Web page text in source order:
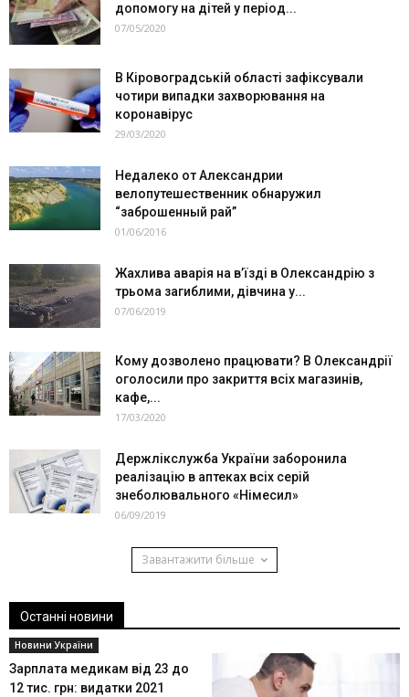
допомогу на дітей у період...
07/05/2020
В Кіровоградській області зафіксували
чотири випадки захворювання на
коронавірус
29/03/2020
Недалеко от Александрии
велопутешественник обнаружил
“заброшенный рай”
01/06/2016
Жахлива аварія на в’їзді в Олександрію з
трьома загиблими, дівчина у...
07/06/2019
Кому дозволено працювати? В Олександрії
оголосили про закриття всіх магазинів,
кафе,...
17/03/2020
Держлікслужба України заборонила
реалізацію в аптеках всіх серій
знеболювального «Німесил»
06/09/2019
Завантажити більше
Останні новини
Новини України
Зарплата медикам від 23 до
12 тис. грн: видатки 2021